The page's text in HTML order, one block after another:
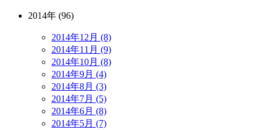
2014年 (96)
2014年12月 (8)
2014年11月 (9)
2014年10月 (8)
2014年9月 (4)
2014年8月 (3)
2014年7月 (5)
2014年6月 (8)
2014年5月 (7)